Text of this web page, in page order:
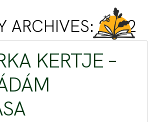
ARCHIVES: 2022
KERTJE –